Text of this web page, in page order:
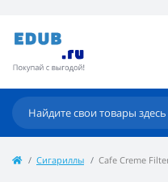
Сигариллы Cafe Creme